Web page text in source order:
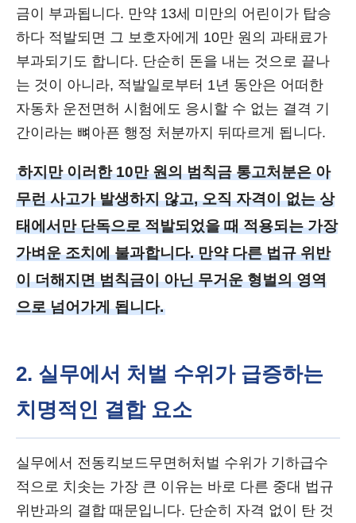
금이 부과됩니다. 만약 13세 미만의 어린이가 탑승
하다 적발되면 그 보호자에게 10만 원의 과태료가
부과되기도 합니다. 단순히 돈을 내는 것으로 끝나
는 것이 아니라, 적발일로부터 1년 동안은 어떠한
자동차 운전면허 시험에도 응시할 수 없는 결격 기
간이라는 뼈아픈 행정 처분까지 뒤따르게 됩니다.
하지만 이러한 10만 원의 범칙금 통고처분은 아
무런 사고가 발생하지 않고, 오직 자격이 없는 상
태에서만 단독으로 적발되었을 때 적용되는 가장
가벼운 조치에 불과합니다. 만약 다른 법규 위반
이 더해지면 범칙금이 아닌 무거운 형벌의 영역
으로 넘어가게 됩니다.
2. 실무에서 처벌 수위가 급증하는
치명적인 결합 요소
실무에서 전동킥보드무면허처벌 수위가 기하급수
적으로 치솟는 가장 큰 이유는 바로 다른 중대 법규
위반과의 결합 때문입니다. 단순히 자격 없이 탄 것